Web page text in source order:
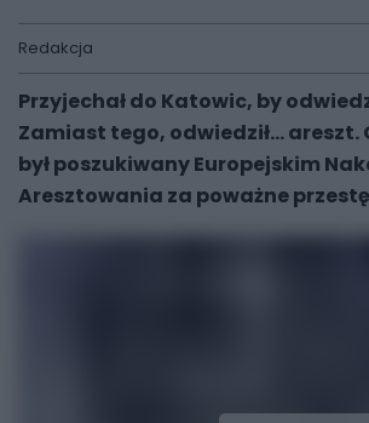
Redakcja
Przyjechał do Katowic, by
Zamiast tego, odwiedził... areszt.
był poszukiwany Europejskim
Aresztowania za poważne